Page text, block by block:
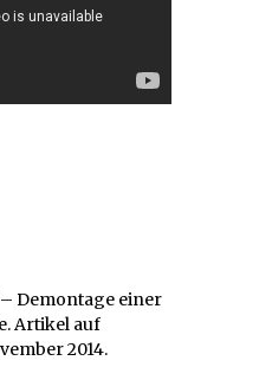
– Demontage einer
Artikel auf
2014.